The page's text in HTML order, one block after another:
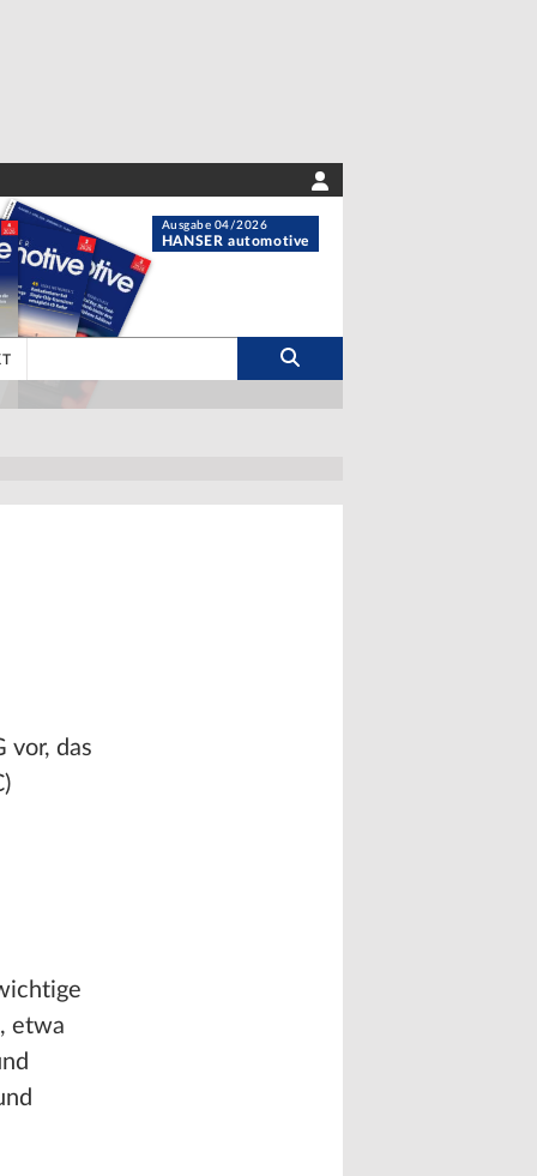
Ausgabe 04/2026
HANSER automotive
vor, das
etwa